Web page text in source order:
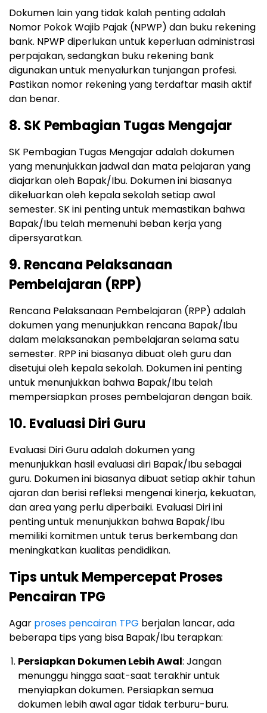
Dokumen lain yang tidak kalah penting adalah
Nomor Pokok Wajib Pajak (NPWP) dan buku rekening
bank. NPWP diperlukan untuk keperluan administrasi
perpajakan, sedangkan buku rekening bank
digunakan untuk menyalurkan tunjangan profesi.
Pastikan nomor rekening yang terdaftar masih aktif
dan benar.
8. SK Pembagian Tugas Mengajar
SK Pembagian Tugas Mengajar adalah dokumen
yang menunjukkan jadwal dan mata pelajaran yang
diajarkan oleh Bapak/Ibu. Dokumen ini biasanya
dikeluarkan oleh kepala sekolah setiap awal
semester. SK ini penting untuk memastikan bahwa
Bapak/Ibu telah memenuhi beban kerja yang
dipersyaratkan.
9. Rencana Pelaksanaan
Pembelajaran (RPP)
Rencana Pelaksanaan Pembelajaran (RPP) adalah
dokumen yang menunjukkan rencana Bapak/Ibu
dalam melaksanakan pembelajaran selama satu
semester. RPP ini biasanya dibuat oleh guru dan
disetujui oleh kepala sekolah. Dokumen ini penting
untuk menunjukkan bahwa Bapak/Ibu telah
mempersiapkan proses pembelajaran dengan baik.
10. Evaluasi Diri Guru
Evaluasi Diri Guru adalah dokumen yang
menunjukkan hasil evaluasi diri Bapak/Ibu sebagai
guru. Dokumen ini biasanya dibuat setiap akhir tahun
ajaran dan berisi refleksi mengenai kinerja, kekuatan,
dan area yang perlu diperbaiki. Evaluasi Diri ini
penting untuk menunjukkan bahwa Bapak/Ibu
memiliki komitmen untuk terus berkembang dan
meningkatkan kualitas pendidikan.
Tips untuk Mempercepat Proses
Pencairan TPG
Agar proses pencairan TPG berjalan lancar, ada
beberapa tips yang bisa Bapak/Ibu terapkan:
Persiapkan Dokumen Lebih Awal: Jangan
menunggu hingga saat-saat terakhir untuk
menyiapkan dokumen. Persiapkan semua
dokumen lebih awal agar tidak terburu-buru.